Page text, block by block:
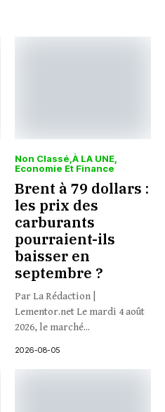
Non Classé À LA UNE
Economie Et Finance
Brent à 79 dollars :
les prix des
carburants
pourraient-ils
baisser en
septembre ?
Par La Rédaction |
Lementor.net Le mardi 4 août
2026, le marché...
2026-08-05